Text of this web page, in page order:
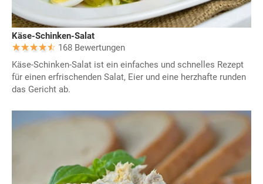
Käse-Schinken-Salat
168 Bewertungen
Käse-Schinken-Salat ist ein einfaches und schnelles Rezept
für einen erfrischenden Salat, Eier und eine herzhafte runden
das Gericht ab.